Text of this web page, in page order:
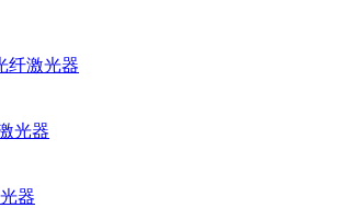
纤激光器
光器
器